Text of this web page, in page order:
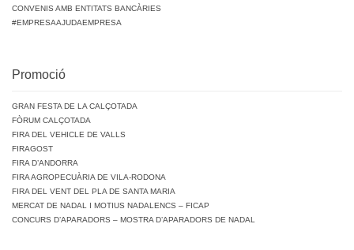
CONVENIS AMB ENTITATS BANCÀRIES
#EMPRESAAJUDAEMPRESA
Promoció
GRAN FESTA DE LA CALÇOTADA
FÒRUM CALÇOTADA
FIRA DEL VEHICLE DE VALLS
FIRAGOST
FIRA D’ANDORRA
FIRA AGROPECUÀRIA DE VILA-RODONA
FIRA DEL VENT DEL PLA DE SANTA MARIA
MERCAT DE NADAL I MOTIUS NADALENCS – FICAP
CONCURS D’APARADORS – MOSTRA D’APARADORS DE NADAL